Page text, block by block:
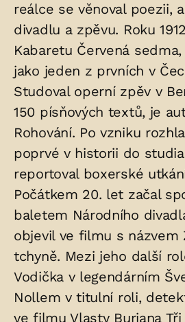
reálce se věnoval poezii,
divadlu a zpěvu. Roku
Kabaretu Červená
jako jeden z prvních v
Studoval operní zpěv v
150 písňových textů, je
Rohování. Po vzniku
poprvé v historii do
reportoval boxerské
Počátkem 20. let začal
baletem Národního
objevil ve filmu s názvem
tchyně. Mezi jeho další
Vodička v legendárním
Nollem v titulní roli,
ve filmu Vlasty Buriana